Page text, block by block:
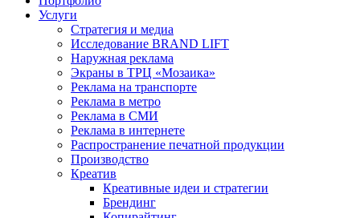
Услуги
Стратегия и медиа
Исследование BRAND LIFT
Наружная реклама
Экраны в ТРЦ «Мозаика»
Реклама на транспорте
Реклама в метро
Реклама в СМИ
Реклама в интернете
Распространение печатной продукции
Производство
Креатив
Креативные идеи и стратегии
Брендинг